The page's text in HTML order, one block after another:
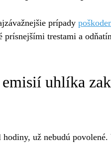
prípady
trestami a
uhlíka
už nebudú